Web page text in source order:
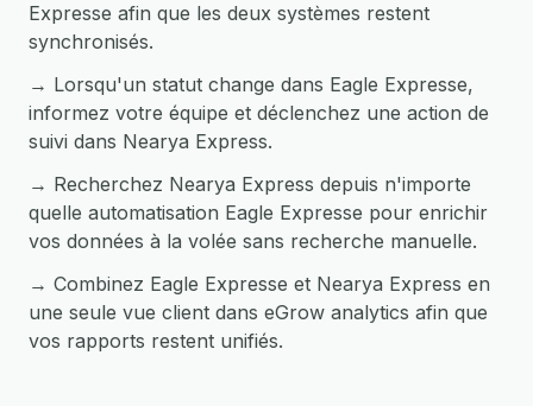
Expresse afin que les deux systèmes restent
synchronisés.
→ Lorsqu'un statut change dans Eagle Expresse,
informez votre équipe et déclenchez une action de
suivi dans Nearya Express.
→ Recherchez Nearya Express depuis n'importe
quelle automatisation Eagle Expresse pour enrichir
vos données à la volée sans recherche manuelle.
→ Combinez Eagle Expresse et Nearya Express en
une seule vue client dans eGrow analytics afin que
vos rapports restent unifiés.